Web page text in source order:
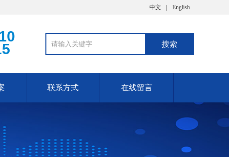
中文 English
联系方式 在线留言